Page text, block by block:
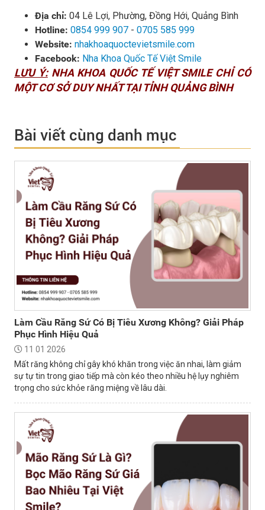
Địa chỉ: 04 Lê Lợi, Phường, Đồng Hới, Quảng Bình
Hotline: 0854 999 907 - 0705 585 999
Website: nhakhoaquoctevietsmile.com
Facebook: Nha Khoa Quốc Tế Việt Smile
LƯU Ý:NHA KHOA QUỐC TẾ VIỆT SMILE CHỈ CÓ
MỘT CƠ SỞ DUY NHẤT TẠI TỈNH QUẢNG BÌNH
Bài viết cùng danh mục
Làm Cầu Răng Sứ Có Bị Tiêu Xương Không? Giải Pháp
Phục Hình Hiệu Quả
11 01 2026
Mất răng không chỉ gây khó khăn trong việc ăn nhai, làm giảm
sự tự tin trong giao tiếp mà còn kéo theo nhiều hệ lụy nghiêm
trọng cho sức khỏe răng miệng về lâu dài.